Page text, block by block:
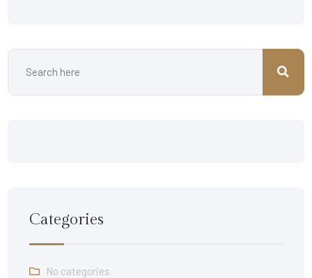
Categories
No categories